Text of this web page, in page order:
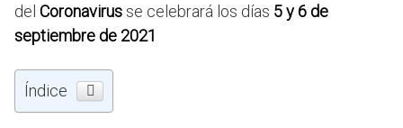
del Coronavirus se celebrará los días 5 y 6 de
septiembre de 2021
Índice